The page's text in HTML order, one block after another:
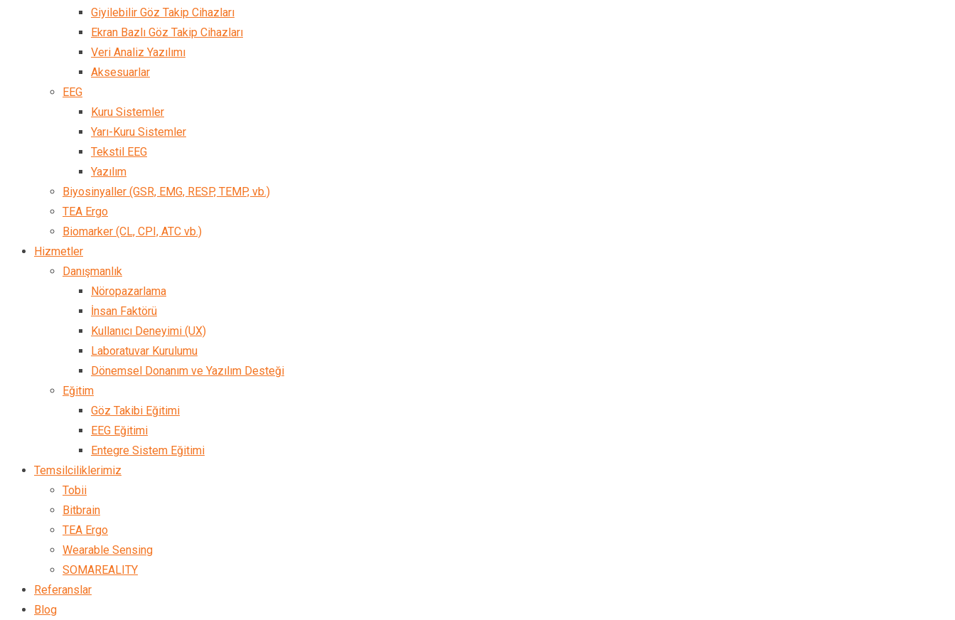
Giyilebilir Göz Takip Cihazları
Ekran Bazlı Göz Takip Cihazları
Veri Analiz Yazılımı
Aksesuarlar
EEG
Kuru Sistemler
Yarı-Kuru Sistemler
Tekstil EEG
Yazılım
Biyosinyaller (GSR, EMG, RESP, TEMP, vb.)
TEA Ergo
Biomarker (CL, CPI, ATC vb.)
Hizmetler
Danışmanlık
Nöropazarlama
İnsan Faktörü
Kullanıcı Deneyimi (UX)
Laboratuvar Kurulumu
Dönemsel Donanım ve Yazılım Desteği
Eğitim
Göz Takibi Eğitimi
EEG Eğitimi
Entegre Sistem Eğitimi
Temsilciliklerimiz
Tobii
Bitbrain
TEA Ergo
Wearable Sensing
SOMAREALITY
Referanslar
Blog